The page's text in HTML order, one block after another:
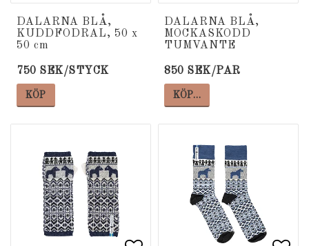
Lägg till i
Lägg till i
DALARNA BLÅ,
KUDDFODRAL, 50 x
50 cm
750 SEK/STYCK
KÖP
DALARNA BLÅ,
MOCKASKODD
TUMVANTE
850 SEK/PAR
KÖP…